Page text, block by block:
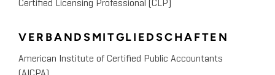
Certified Licensing Professional (CLP)
VERBANDSMITGLIEDSCHAFTEN
American Institute of Certified Public Accountants